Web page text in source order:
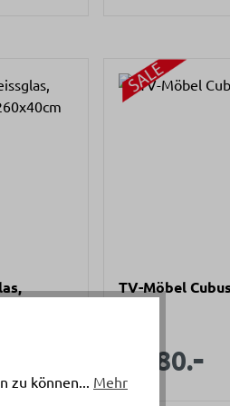
TV-Möbel
1’980.-
zu können... Mehr